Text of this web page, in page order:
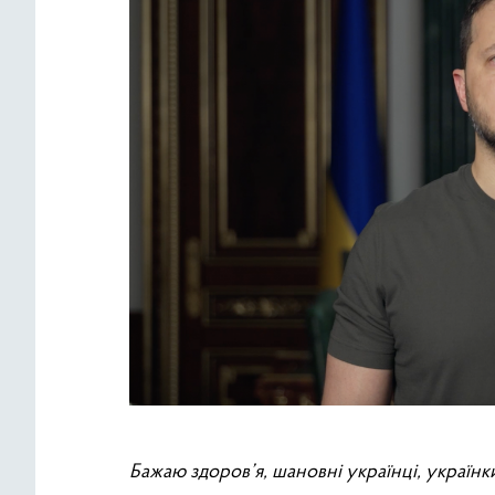
Бажаю здоров’я, шановні українці,